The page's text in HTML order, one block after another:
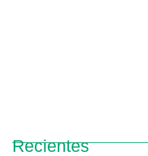
Recientes